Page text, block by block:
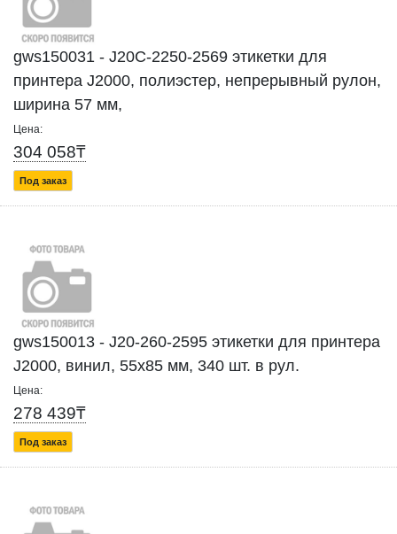
gws150031 - J20C-2250-2569 этикетки для
принтера J2000, полиэстер, непрерывный рулон,
ширина 57 мм,
Цена:
304 058₸
Под заказ
gws150013 - J20-260-2595 этикетки для принтера
J2000, винил, 55х85 мм, 340 шт. в рул.
Цена:
278 439₸
Под заказ